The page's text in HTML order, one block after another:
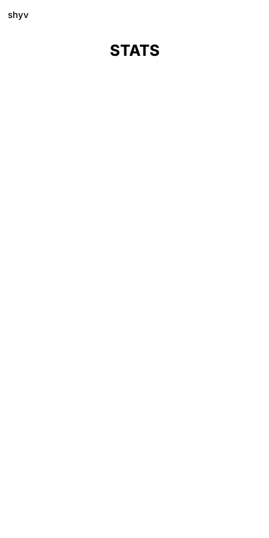
shyv
STATS